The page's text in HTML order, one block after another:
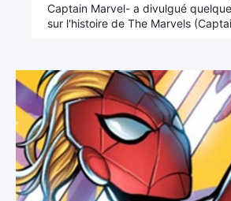
Captain Marvel- a divulgué
sur l'histoire de The Marvels